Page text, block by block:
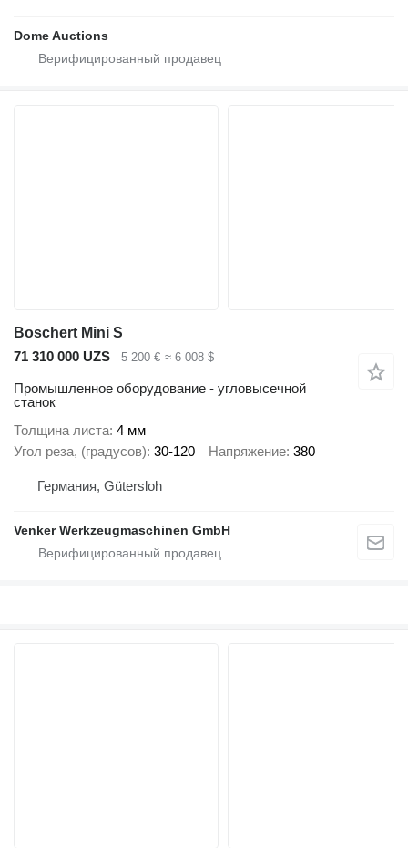
Dome Auctions
Boschert Mini S
71 310 000 UZS
5 200 € ≈ 6 008 $
Промышленное оборудование - угловысечной
станок
Толщина листа 4 мм
Угол реза, (градусов) 30-120 Напряжение 380
Германия, Gütersloh
Venker Werkzeugmaschinen GmbH